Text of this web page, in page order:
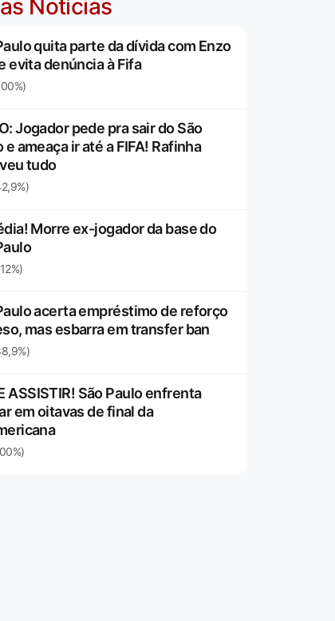
Notícias
quita parte da dívida com Enzo
evita denúncia à Fifa
Jogador pede pra sair do São
e ameaça ir até a FIFA! Rafinha
tudo
Morre ex-jogador da base do
acerta empréstimo de reforço
mas esbarra em transfer ban
ASSISTIR! São Paulo enfrenta
em oitavas de final da